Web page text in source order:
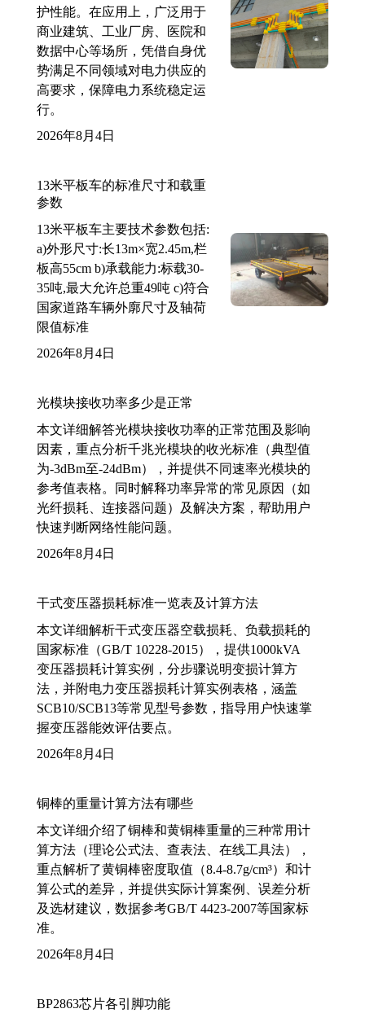
护性能。在应用上，广泛用于
商业建筑、工业厂房、医院和
数据中心等场所，凭借自身优
势满足不同领域对电力供应的
高要求，保障电力系统稳定运
行。
2026年8月4日
13米平板车的标准尺寸和载重
参数
13米平板车主要技术参数包括:
a)外形尺寸:长13m×宽2.45m,栏
板高55cm b)承载能力:标载30-
35吨,最大允许总重49吨 c)符合
国家道路车辆外廓尺寸及轴荷
限值标准
2026年8月4日
光模块接收功率多少是正常
本文详细解答光模块接收功率的正常范围及影响
因素，重点分析千兆光模块的收光标准（典型值
为-3dBm至-24dBm），并提供不同速率光模块的
参考值表格。同时解释功率异常的常见原因（如
光纤损耗、连接器问题）及解决方案，帮助用户
快速判断网络性能问题。
2026年8月4日
干式变压器损耗标准一览表及计算方法
本文详细解析干式变压器空载损耗、负载损耗的
国家标准（GB/T 10228-2015），提供1000kVA
变压器损耗计算实例，分步骤说明变损计算方
法，并附电力变压器损耗计算实例表格，涵盖
SCB10/SCB13等常见型号参数，指导用户快速掌
握变压器能效评估要点。
2026年8月4日
铜棒的重量计算方法有哪些
本文详细介绍了铜棒和黄铜棒重量的三种常用计
算方法（理论公式法、查表法、在线工具法），
重点解析了黄铜棒密度取值（8.4-8.7g/cm³）和计
算公式的差异，并提供实际计算案例、误差分析
及选材建议，数据参考GB/T 4423-2007等国家标
准。
2026年8月4日
BP2863芯片各引脚功能